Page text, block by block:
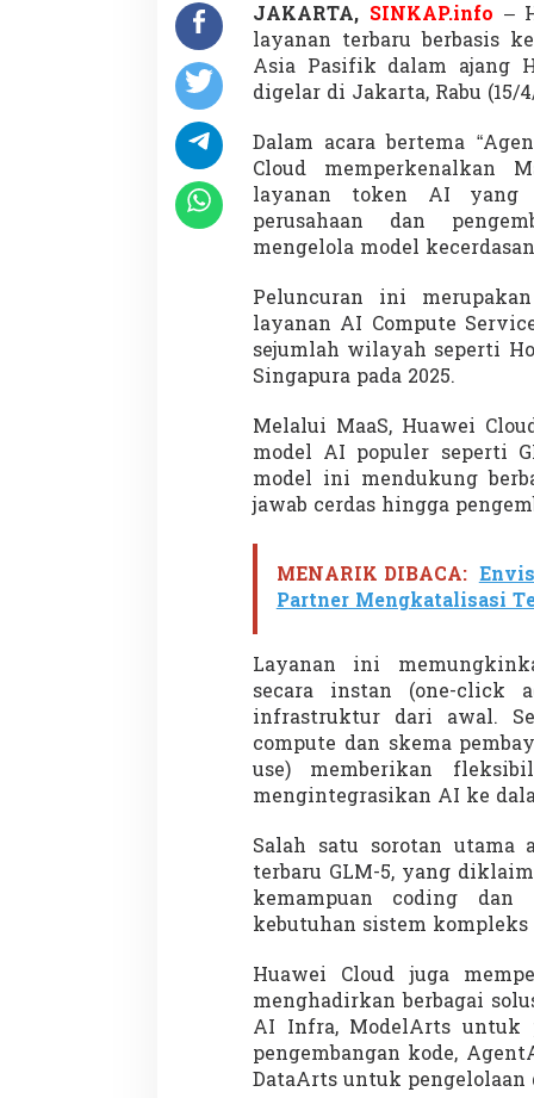
i
f
i
,
k
e
s
e
n
o
l
o
g
C
a
n
g
g
K
n
L
e
b
i
h
M
u
d
h
JAKARTA, SINKAP.info –
layanan terbaru berbasis
Asia Pasifik dalam ajang
digelar di Jakarta, Rabu (15/
Dalam acara bertema
Cloud memperkenalkan
layanan token AI yang
perusahaan dan
mengelola model
Peluncuran ini
layanan AI Compute
sejumlah wilayah seperti
Singapura pada 2025.
Melalui MaaS, Huawei
model AI populer seperti
model ini mendukung
jawab cerdas hingga
MENARIK DIBACA:
Partner Mengkatalisasi
Layanan ini
secara instan (one-click
infrastruktur dari awal.
compute dan skema
use) memberikan
mengintegrasikan AI ke
Salah satu sorotan utama
terbaru GLM-5, yang
kemampuan coding
kebutuhan sistem
Huawei Cloud juga
menghadirkan berbagai
AI Infra, ModelArts untuk
pengembangan kode,
DataArts untuk pengelolaan